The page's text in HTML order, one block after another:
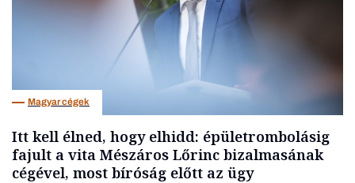
Magyar cégek
Itt kell élned, hogy elhidd: épületrombolásig
fajult a vita Mészáros Lőrinc bizalmasának
cégével, most bíróság előtt az ügy